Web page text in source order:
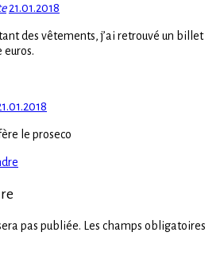
21.01.2018
des vêtements, j’ai retrouvé un billet
euros.
le proseco
pas publiée. Les champs obligatoires